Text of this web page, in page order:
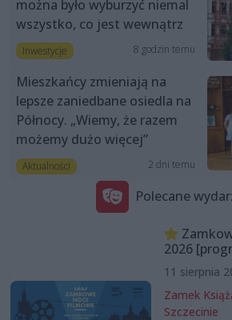
można było wyburzyć niemal
wszystko, co jest wewnątrz
Inwestycje 8 godzin temu
Mieszkańcy zmieniają na
lepsze zaniedbane osiedla na
Północy. „Wiemy, że razem
możemy dużo więcej”
Aktualności 2 dni temu
Polecane
2026
11 sierpnia
Zamek
Szczecinie